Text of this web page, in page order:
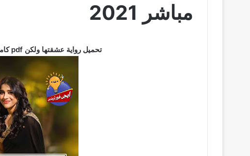
مباشر 2021
تحميل رواية عشقتها ولكن pdf كاملة برابط مباشر 2021